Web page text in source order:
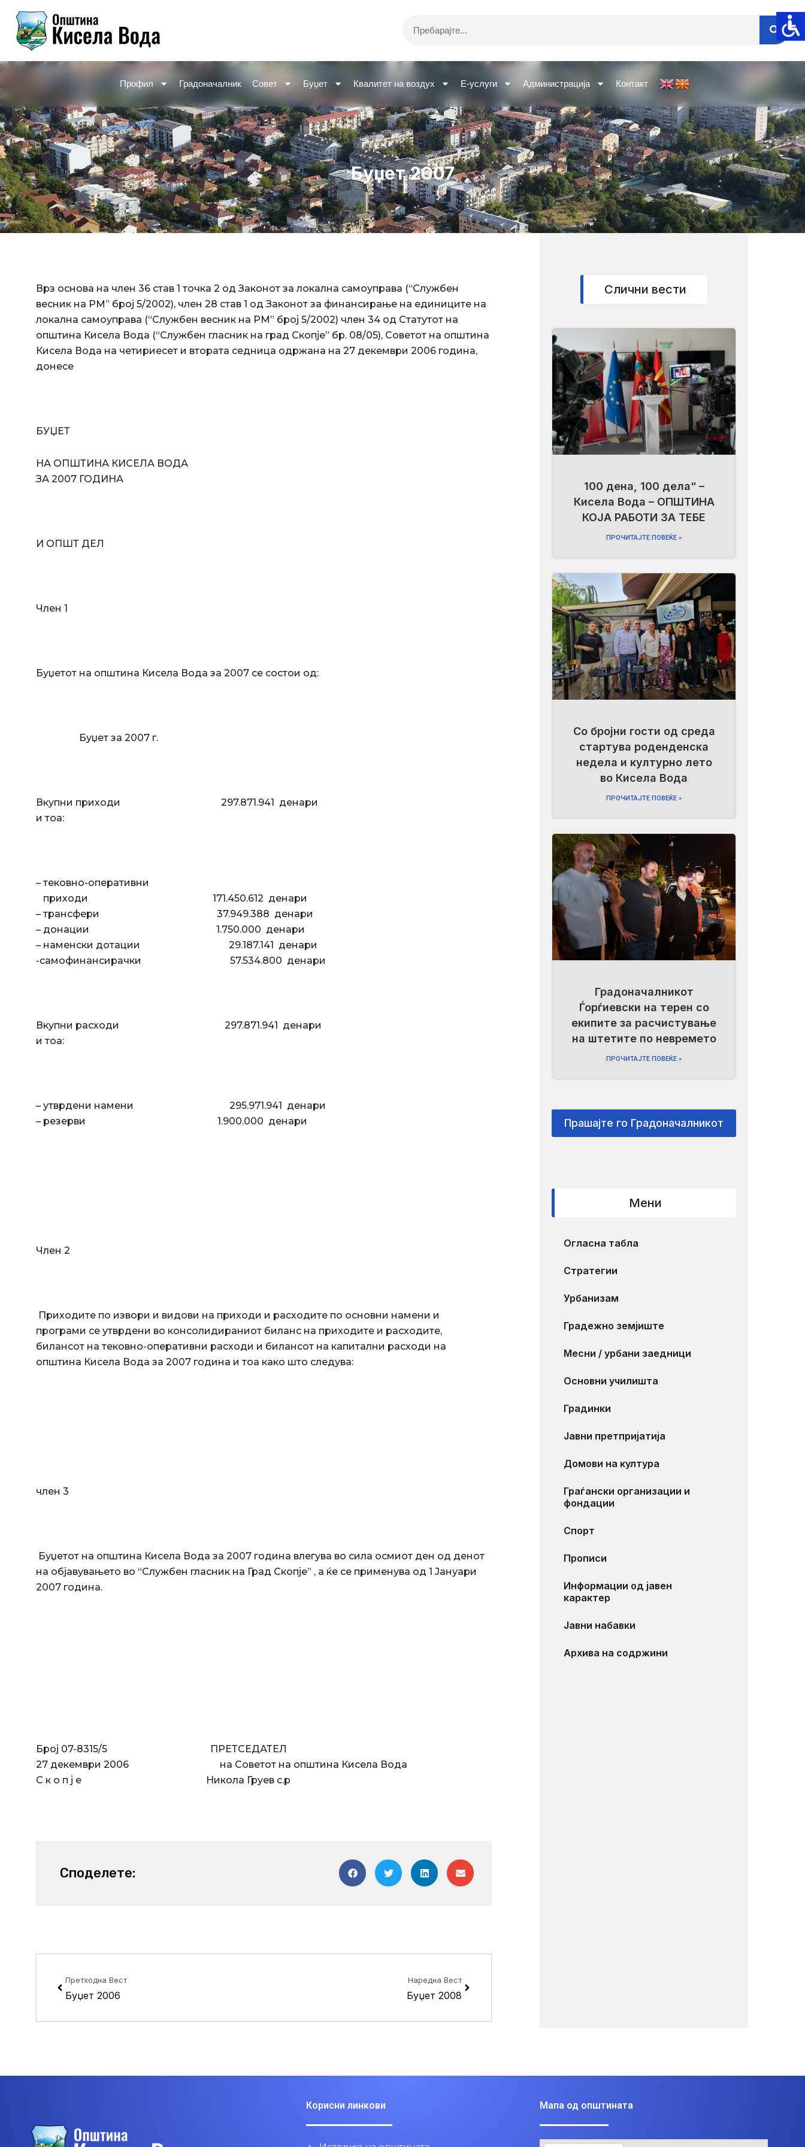
content
Профил Градоначалник Совет Буџет Квалитет на воздух Е-услуги Администрација Контакт
Буџет 2007
Врз основа на член 36 став 1 точка 2 од Законот за локална самоуправа (“Службен
весник на РМ” број 5/2002), член 28 став 1 од Законот за финансирање на единиците на
локална самоуправа (“Службен весник на РМ” број 5/2002) член 34 од Статутот на
општина Кисела Вода (“Службен гласник на град Скопје” бр. 08/05), Советот на општина
Кисела Вода на четириесет и втората седница одржана на 27 декември 2006 година,
донесе
БУЏЕТ
НА ОПШТИНА КИСЕЛА ВОДА
ЗА 2007 ГОДИНА
И ОПШТ ДЕЛ
Член 1
Буџетот на општина Кисела Вода за 2007 се состои од:
Буџет за 2007 г.
Вкупни приходи 297.871.941 денари
и тоа:
– тековно-оперативни
приходи 171.450.612 денари
– трансфери 37.949.388 денари
– донации 1.750.000 денари
– наменски дотации 29.187.141 денари
-самофинансирачки 57.534.800 денари
Вкупни расходи 297.871.941 денари
и тоа:
– утврдени намени 295.971.941 денари
– резерви 1.900.000 денари
Член 2
Приходите по извори и видови на приходи и расходите по основни намени и
програми се утврдени во консолидираниот биланс на приходите и расходите,
билансот на тековно-оперативни расходи и билансот на капитални расходи на
општина Кисела Вода за 2007 година и тоа како што следува:
член 3
Буџетот на општина Кисела Вода за 2007 година влегува во сила осмиот ден од денот
на објавувањето во “Службен гласник на Град Скопје” , а ќе се применува од 1 Јануари
2007 година.
Број 07-8315/5 ПРЕТСЕДАТЕЛ
27 декември 2006 на Советот на општина Кисела Вода
С к о п ј е Никола Груев с.р
Споделете:
Претходна Вест
Буџет 2006
Наредна Вест
Буџет 2008
Слични вести
100 дена, 100 дела“ –
Кисела Вода – ОПШТИНА
КОЈА РАБОТИ ЗА ТЕБЕ
ПРОЧИТАЈТЕ ПОВЕЌЕ »
Со бројни гости од среда
стартува роденденска
недела и културно лето
во Кисела Вода
ПРОЧИТАЈТЕ ПОВЕЌЕ »
Градоначалникот
Ѓорѓиевски на терен со
екипите за расчистување
на штетите по невремето
ПРОЧИТАЈТЕ ПОВЕЌЕ »
Прашајте го Градоначалникот
Мени
Огласна табла
Стратегии
Урбанизам
Градежно земјиште
Месни / урбани заедници
Основни училишта
Градинки
Јавни претпријатија
Домови на култура
Граѓански организации и
фондации
Спорт
Прописи
Информации од јавен
карактер
Јавни набавки
Архива на содржини
Корисни линкови Мапа од општината